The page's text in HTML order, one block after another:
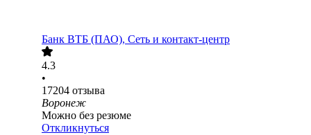
Банк ВТБ (ПАО), Сеть и контакт-центр
4.3
•
17204 отзыва
Воронеж
Можно без резюме
Откликнуться